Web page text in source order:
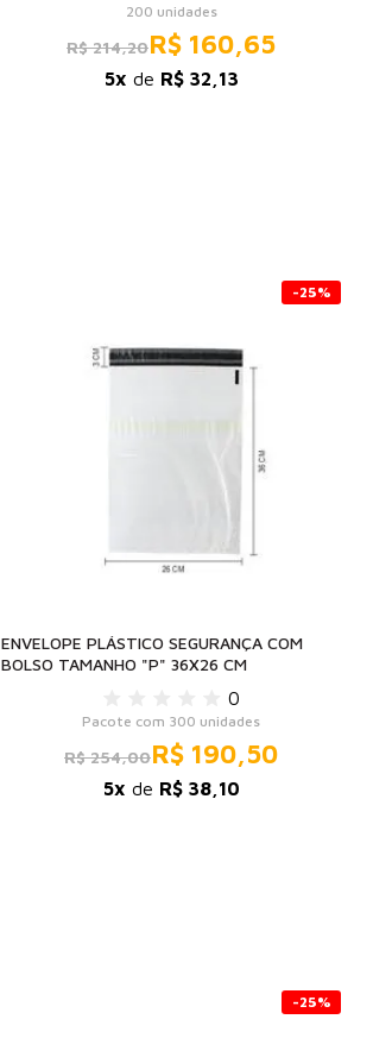
200 unidades
R$ 214,20R$ 160,65
5x de R$ 32,13
-25%
ENVELOPE PLÁSTICO SEGURANÇA COM
BOLSO TAMANHO "P" 36X26 CM
0
Pacote com 300 unidades
R$ 254,00R$ 190,50
5x de R$ 38,10
-25%